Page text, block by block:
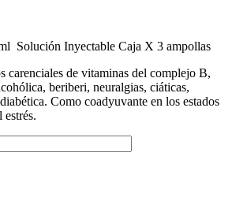
Solución Inyectable Caja X 3 ampollas
carenciales de vitaminas del complejo B,
beriberi, neuralgias, ciáticas,
Como coadyuvante en los estados
estrés.